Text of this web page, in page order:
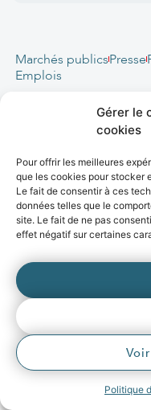
Gérer le
cookies
Pour offrir les meilleures
que les cookies pour stocker
Le fait de consentir à ces
données telles que le
site. Le fait de ne pas
effet négatif sur certaines
Politique
Marchés publicsPresse
Emplois
.syane.fr/
© 2026 Syane
Mentions légalesPolitique
Accessibilité (partiellement
🚀 Propulsé par L’agence